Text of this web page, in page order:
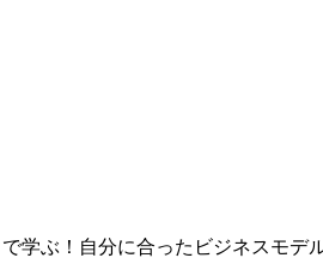
学ぶ！自分に合ったビジネスモ